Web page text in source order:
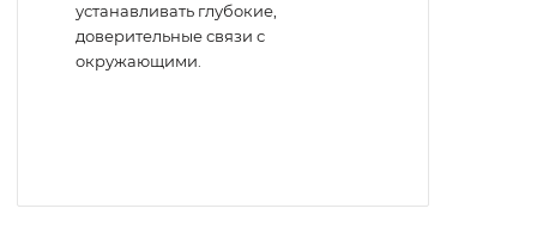
устанавливать глубокие,
доверительные связи с
окружающими.